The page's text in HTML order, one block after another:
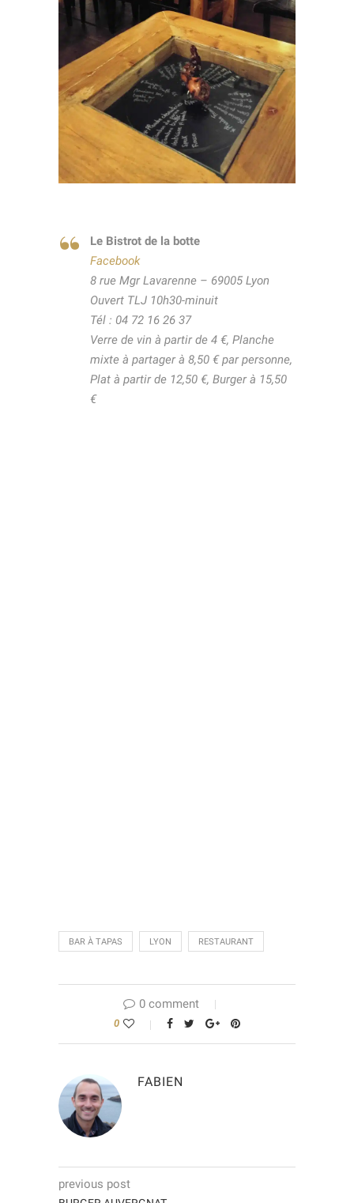
Le Bistrot de la botte
Facebook
8 rue Mgr Lavarenne – 69005 Lyon
Ouvert TLJ 10h30-minuit
Tél : 04 72 16 26 37
Verre de vin à partir de 4 €, Planche
mixte à partager à 8,50 € par personne,
Plat à partir de 12,50 €, Burger à 15,50
€
BAR À TAPAS LYON RESTAURANT
0 comment
0
FABIEN
previous post